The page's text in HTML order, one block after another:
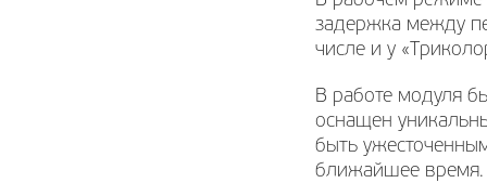
задержка между
числе и у
В работе модуля
оснащен
быть
ближайшее время.